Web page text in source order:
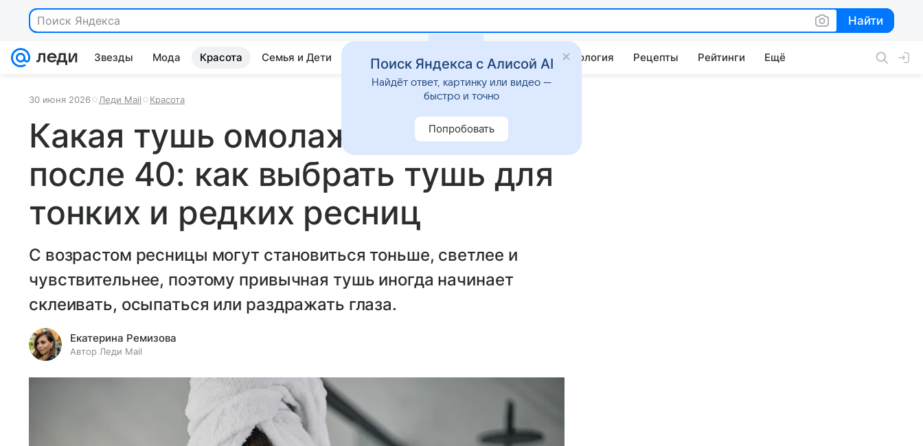
Поиск Яндекса Найти
Найти
Звезды Мода Красота Семья и Дети Дом Гороскопы Стиль жизни Психология Рецепты Рейтинги Ещё
30 июня 2026 Леди Mail Красота
Какая тушь омолаживает взгляд
после 40: как выбрать тушь для
тонких и редких ресниц
С возрастом ресницы могут становиться тоньше, светлее и
чувствительнее, поэтому привычная тушь иногда начинает
склеивать, осыпаться или раздражать глаза.
Екатерина Ремизова
Автор Леди Mail
Поиск Яндекса с Алисой AI
Найдёт ответ, картинку или видео —
быстро и точно
Попробовать